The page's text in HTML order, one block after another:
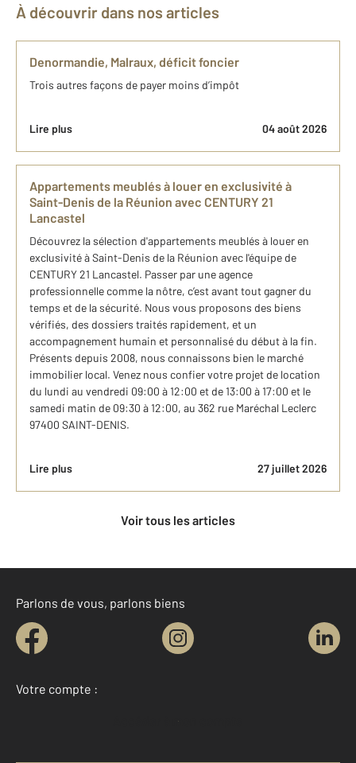
À découvrir dans nos articles
Denormandie, Malraux, déficit foncier
Trois autres façons de payer moins d’impôt
Lire plus 04 août 2026
​Appartements meublés à louer en exclusivité à
Saint-Denis de la Réunion avec CENTURY 21
Lancastel
​Découvrez la sélection d'appartements meublés à louer en
exclusivité à Saint-Denis de la Réunion avec l'équipe de
CENTURY 21 Lancastel. Passer par une agence
professionnelle comme la nôtre, c’est avant tout gagner du
temps et de la sécurité. Nous vous proposons des biens
vérifiés, des dossiers traités rapidement, et un
accompagnement humain et personnalisé du début à la fin.
Présents depuis 2008, nous connaissons bien le marché
immobilier local. Venez nous confier votre projet de location
du lundi au vendredi 09:00 à 12:00 et de 13:00 à 17:00 et le
samedi matin de 09:30 à 12:00, au 362 rue Maréchal Leclerc
97400 SAINT-DENIS.
Lire plus 27 juillet 2026
Voir tous les articles
Parlons de vous, parlons biens
Votre compte :
Accéder à mon compte